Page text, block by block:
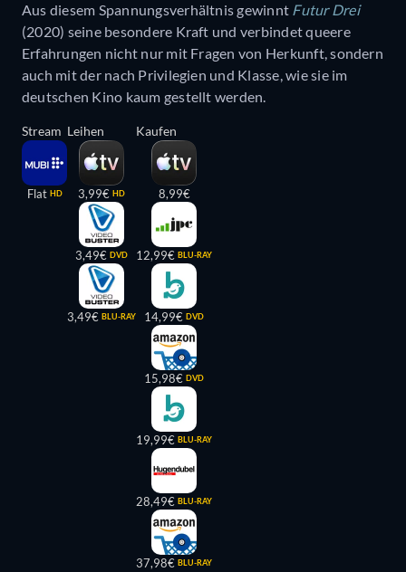
Aus diesem Spannungsverhältnis gewinnt Futur Drei
(2020) seine besondere Kraft und verbindet queere
Erfahrungen nicht nur mit Fragen von Herkunft, sondern
auch mit der nach Privilegien und Klasse, wie sie im
deutschen Kino kaum gestellt werden.
Stream
Flat HD
Leihen
3,99€ HD
3,49€ DVD
3,49€ BLU-RAY
Kaufen
8,99€
12,99€ BLU-RAY
14,99€ DVD
15,98€ DVD
19,99€ BLU-RAY
28,49€ BLU-RAY
37,98€ BLU-RAY